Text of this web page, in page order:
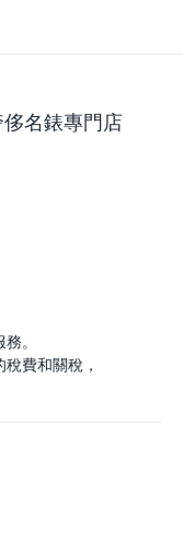
名錶專門店
。
費和關稅，